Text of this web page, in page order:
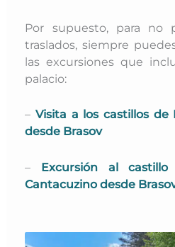
Por supuesto, para no
traslados, siempre
las excursiones que
palacio:
– Visita a los castillos de
desde Brasov
– Excursión al
Cantacuzino desde